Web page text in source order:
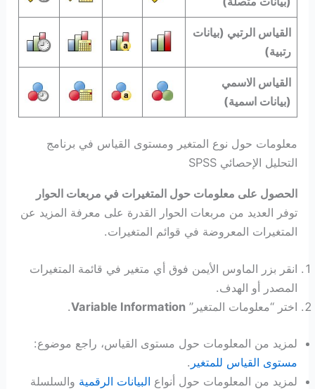
القياس الرتبي (بيانات
رتبية)
القياس الاسمي
(بيانات اسمية)
معلومات حول نوع المتغير ومستوى القياس في برنامج
التحليل الإحصائي SPSS
الحصول على معلومات حول المتغيرات في مربعات الحوار
توفر العديد من مربعات الحوار القدرة على معرفة المزيد عن
المتغيرات المعروضة في قوائم المتغيرات.
انقر بزر الماوس الأيمن فوق أي متغير في قائمة المتغيرات
المصدر أو الهدف.
اختر “معلومات المتغير”Variable Information
.
لمزيد من المعلومات حول مستوى القياس، راجع موضوع:
مستوى القياس للمتغير .
لمزيد من المعلومات حول أنواع البيانات الرقمية والسلسلة